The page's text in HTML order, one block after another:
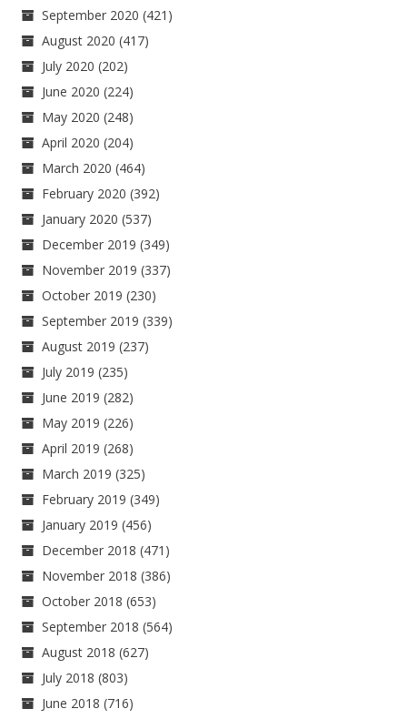
September 2020 (421)
August 2020 (417)
July 2020 (202)
June 2020 (224)
May 2020 (248)
April 2020 (204)
March 2020 (464)
February 2020 (392)
January 2020 (537)
December 2019 (349)
November 2019 (337)
October 2019 (230)
September 2019 (339)
August 2019 (237)
July 2019 (235)
June 2019 (282)
May 2019 (226)
April 2019 (268)
March 2019 (325)
February 2019 (349)
January 2019 (456)
December 2018 (471)
November 2018 (386)
October 2018 (653)
September 2018 (564)
August 2018 (627)
July 2018 (803)
June 2018 (716)